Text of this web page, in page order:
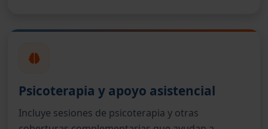
Psicoterapia y apoyo asistencial
Incluye sesiones de psicoterapia y otras